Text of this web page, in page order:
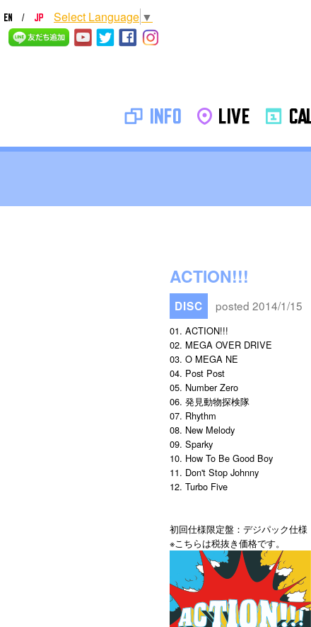
ACTION!!!
DISC posted 2014/1/15
01. ACTION!!!
02. MEGA OVER DRIVE
03. O MEGA NE
04. Post Post
05. Number Zero
06. 発見動物探検隊
07. Rhythm
08. New Melody
09. Sparky
10. How To Be Good Boy
11. Don't Stop Johnny
12. Turbo Five
初回仕様限定盤：デジパック仕様
※こちらは税抜き価格です。
Select Language ▼